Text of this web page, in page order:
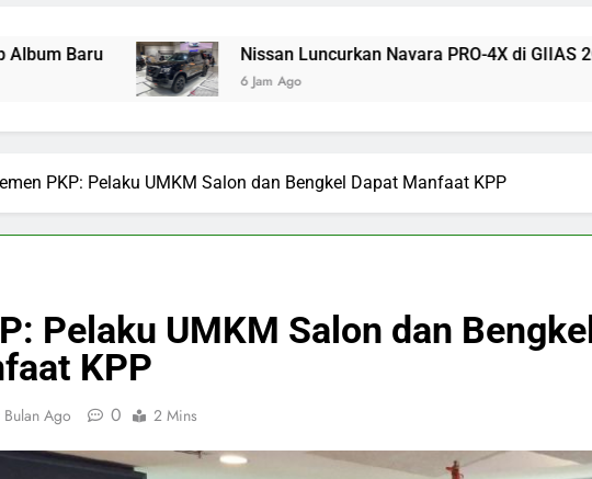
Nissan Luncurkan Navara PRO-4X di GIIAS 2026
6 Jam Ago
PKP: Pelaku UMKM Salon dan Bengkel Dapat Manfaat KPP
Pelaku UMKM Salon dan Bengkel
KPP
Ago 0 2 Mins